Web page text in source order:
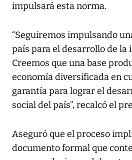
impulsará esta norma.
“Seguiremos impulsando
país para el desarrollo de la
Creemos que una base
economía diversificada en
garantía para lograr el
social del país”, recalcó el
Aseguró que el proceso
documento formal que